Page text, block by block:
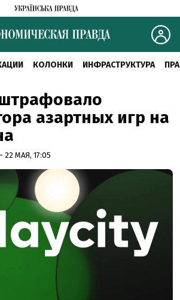
КОЛОНКИ ИНФРАСТРУКТУРА
азартных игр на
22 МАЯ, 17:05